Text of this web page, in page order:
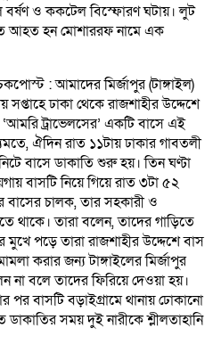
ও ককটেল বিস্ফোরণ ঘটায়। লুট
আহত হন মোশাররফ নামে এক
: আমাদের মির্জাপুর (টাঙ্গাইল)
সপ্তাহে ঢাকা থেকে রাজশাহীর উদ্দেশে
ট্রাভেলসের’ একটি বাসে এই
ঐদিন রাত ১১টায় ঢাকার গাবতলী
বাসে ডাকাতি শুরু হয়। তিন ঘণ্টা
বাসটি নিয়ে গিয়ে রাত ৩টা ৫২
বাসের চালক, তার সহকারী ও
থাকে। তারা বলেন, তাদের গাড়িতে
মুখে পড়ে তারা রাজশাহীর উদ্দেশে বাস
করার জন্য টাঙ্গাইলের মির্জাপুর
না বলে তাদের ফিরিয়ে দেওয়া হয়।
পর বাসটি বড়াইগ্রামে থানায় ঢোকানো
সময় দুই নারীকে শ্লীলতাহানি